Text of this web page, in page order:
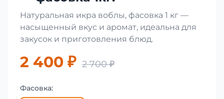
Натуральная икра воблы, фасовка 1 кг —
насыщенный вкус и аромат, идеальна для
закусок и приготовления блюд.
2 400 ₽ 2 700 ₽
Фасовка: